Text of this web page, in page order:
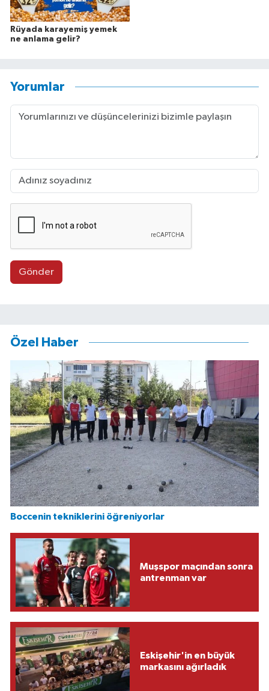
Rüyada karayemiş yemek
ne anlama gelir?
Yorumlar
Gönder
Özel Haber
Boccenin tekniklerini öğreniyorlar
Muşspor maçından sonra
antrenman var
Eskişehir'in en büyük
markasını ağırladık